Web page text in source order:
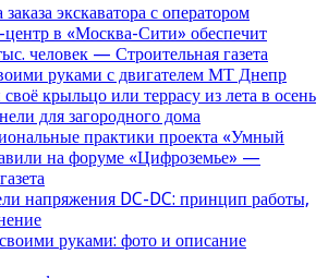
экскаватора с оператором
в «Москва-Сити» обеспечит
человек — Строительная газета
руками с двигателем МТ Днепр
крыльцо или террасу из лета в осень
для загородного дома
практики проекта «Умный
на форуме «Цифроземье» —
напряжения DC-DC: принцип работы,
руками: фото и описание